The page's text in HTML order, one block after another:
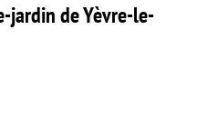
jardin de Yèvre-le-